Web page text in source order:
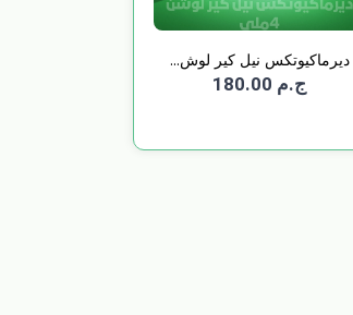
ديرماكيوتكس نيل كير لوش...
ج.م 180.00